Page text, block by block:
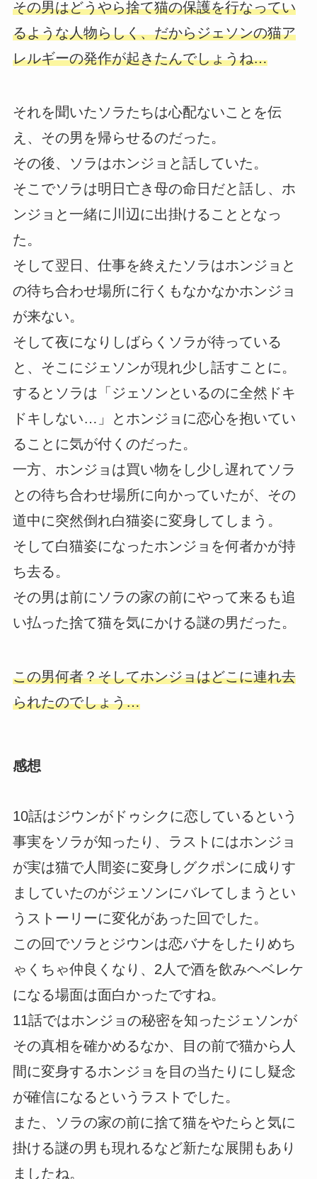
その男はどうやら捨て猫の保護を行なってい
るような人物らしく、だからジェソンの猫ア
レルギーの発作が起きたんでしょうね…
それを聞いたソラたちは心配ないことを伝
え、その男を帰らせるのだった。
その後、ソラはホンジョと話していた。
そこでソラは明日亡き母の命日だと話し、ホ
ンジョと一緒に川辺に出掛けることとなっ
た。
そして翌日、仕事を終えたソラはホンジョと
の待ち合わせ場所に行くもなかなかホンジョ
が来ない。
そして夜になりしばらくソラが待っている
と、そこにジェソンが現れ少し話すことに。
するとソラは「ジェソンといるのに全然ドキ
ドキしない…」とホンジョに恋心を抱いてい
ることに気が付くのだった。
一方、ホンジョは買い物をし少し遅れてソラ
との待ち合わせ場所に向かっていたが、その
道中に突然倒れ白猫姿に変身してしまう。
そして白猫姿になったホンジョを何者かが持
ち去る。
その男は前にソラの家の前にやって来るも追
い払った捨て猫を気にかける謎の男だった。
この男何者？そしてホンジョはどこに連れ去
られたのでしょう…
感想
10話はジウンがドゥシクに恋しているという
事実をソラが知ったり、ラストにはホンジョ
が実は猫で人間姿に変身しグクポンに成りす
ましていたのがジェソンにバレてしまうとい
うストーリーに変化があった回でした。
この回でソラとジウンは恋バナをしたりめち
ゃくちゃ仲良くなり、2人で酒を飲みヘベレケ
になる場面は面白かったですね。
11話ではホンジョの秘密を知ったジェソンが
その真相を確かめるなか、目の前で猫から人
間に変身するホンジョを目の当たりにし疑念
が確信になるというラストでした。
また、ソラの家の前に捨て猫をやたらと気に
掛ける謎の男も現れるなど新たな展開もあり
ましたね。